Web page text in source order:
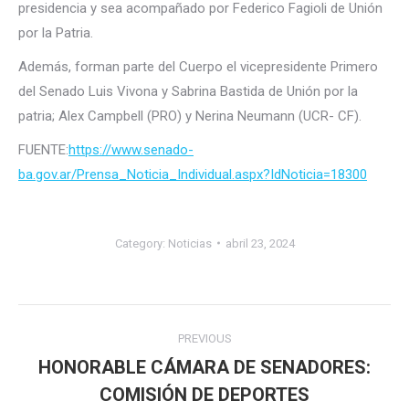
presidencia y sea acompañado por Federico Fagioli de Unión
por la Patria.
Además, forman parte del Cuerpo el vicepresidente Primero
del Senado Luis Vivona y Sabrina Bastida de Unión por la
patria; Alex Campbell (PRO) y Nerina Neumann (UCR- CF).
FUENTE:https://www.senado-
ba.gov.ar/Prensa_Noticia_Individual.aspx?IdNoticia=18300
Category: Noticias abril 23, 2024
navigation
PREVIOUS
Previous
post:
HONORABLE CÁMARA DE SENADORES:
COMISIÓN DE DEPORTES